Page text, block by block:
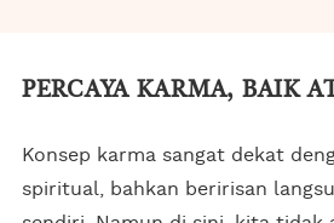
PERCAYA KARMA, BAIK
Konsep karma sangat dekat
spiritual, bahkan beririsan